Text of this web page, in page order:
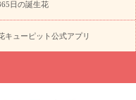
・4000円～
お祝い・
・ 10000円～
お供え・お
日の誕生花
キューピット公式アプリ